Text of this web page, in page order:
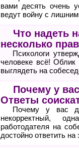
вами десять очень
ведут войну с
Что надеть
несколько
Психологи
человеке всё!
выглядеть на
Почему у
Ответы
Почему у вас
некорректный,
работодателя на
достойно ответить на